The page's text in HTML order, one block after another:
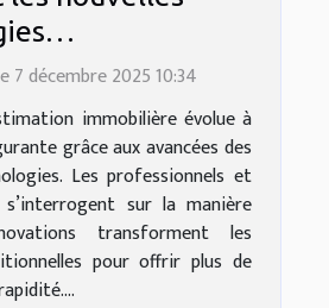
elles
immobilière ?
7 décembre 2025 10:34
immobilière évolue à
grâce aux avancées des
Les professionnels et
sur la manière
transforment les
pour offrir plus de